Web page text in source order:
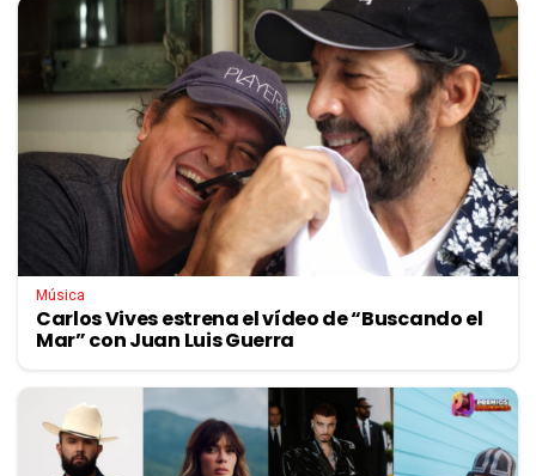
Música
Carlos Vives estrena el vídeo de “Buscando el
Mar” con Juan Luis Guerra